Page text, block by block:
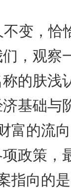
变，恰
，观察
的肤浅
基础与
富的流
政策，
指向的